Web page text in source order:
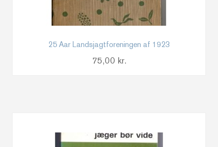
25 Aar Landsjagtforeningen af 1923
75,00 kr.